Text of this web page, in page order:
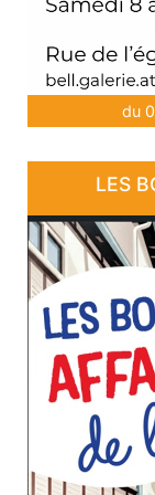
du
LES